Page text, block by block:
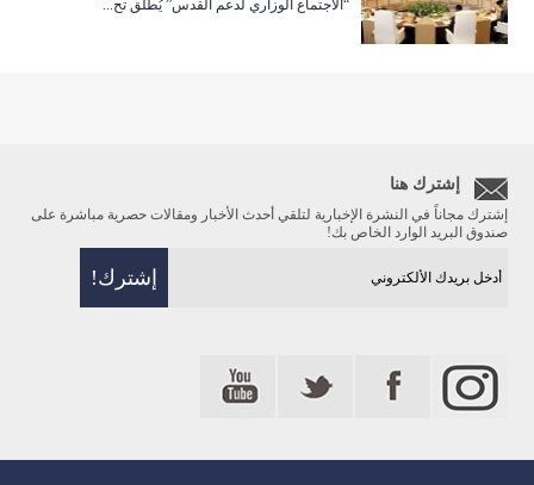
“الاجتماع الوزاري لدعم القدس” يُطلق تح...
إشترك هنا
إشترك مجاناً في النشرة الإخبارية لتلقي أحدث الأخبار ومقالات حصرية مباشرة على
صندوق البريد الوارد الخاص بك!